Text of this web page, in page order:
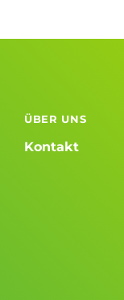
ÜBER UNS
Kontakt